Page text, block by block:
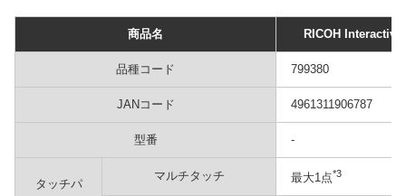
商品名 RICOH
品種コード 799380
JANコード 4961311906787
型番 -
タッチパ
マルチタッチ 最大1点*3